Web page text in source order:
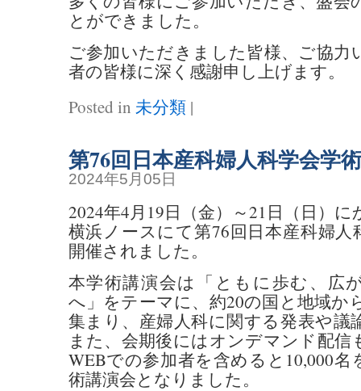
とができました。
ご参加いただきました皆様、ご協力
者の皆様に深く感謝申し上げます。
Posted in 未分類|
第76回日本産科婦人科学会学
2024年5月05日
2024年4月19日（金）～21日（日）
横浜ノースにて第76回日本産科婦人
開催されました。
本学術講演会は「ともに歩む、広
へ」をテーマに、約20の国と地域か
集まり、産婦人科に関する発表や議
また、会期後にはオンデマンド配信
WEBでの参加者を含めると10,000
術講演会となりました。